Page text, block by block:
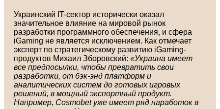
Украинский IT-сектор исторически оказал
значительное влияние на мировой рынок
разработки программного обеспечения, и сфера
iGaming не является исключением. Как отмечает
эксперт по стратегическому развитию iGaming-
продуктов Михаил Зборовский: «Украина имеет
все предпосылки, чтобы превратить свои
разработки, от бэк-энд платформ и
аналитических систем до готовых игровых
решений, в мощный экспортный продукт.
Например, Cosmobet уже имеет ряд наработок в